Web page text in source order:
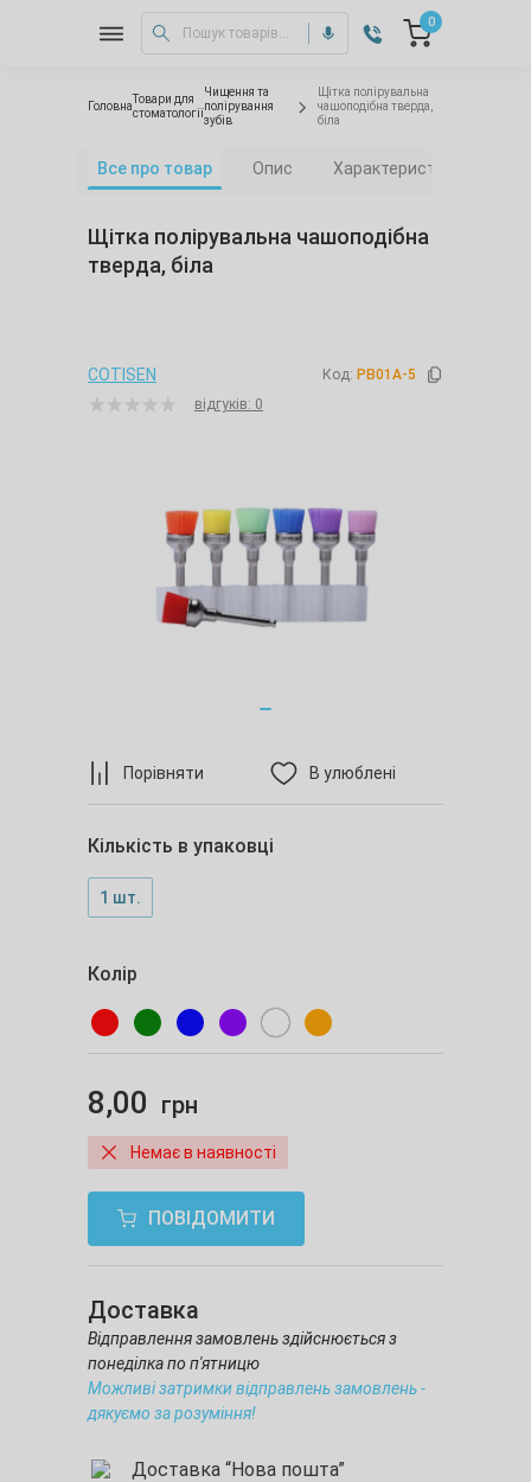
0
Головна
Товари для
стоматології
Чищення та
полірування
зубів
Щітка полірувальна
чашоподібна тверда,
біла
Все про товар Опис Характеристики
Порівняти В улюблені
Щітка полірувальна чашоподібна
тверда, біла
COTISEN Код: PB01A-5
відгуків: 0
Кількість в упаковці
1 шт.
Колір
8,00 грн
Немає в наявності
ПОВІДОМИТИ
Доставка
Відправлення замовлень здійснюється з
понеділка по п'ятницю
Можливі затримки відправлень замовлень -
дякуємо за розуміння!
Доставка “Нова пошта”